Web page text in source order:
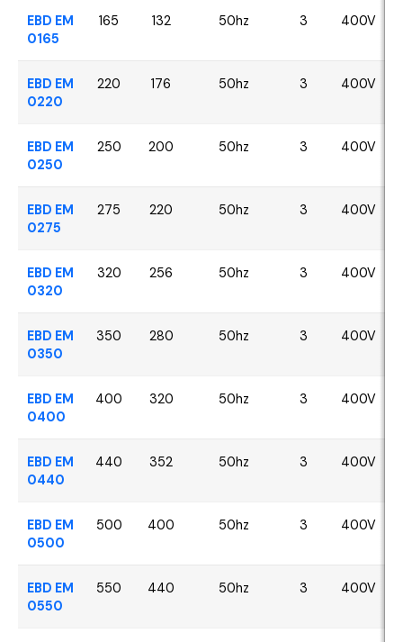
EBD EM
0165
165 132 50hz 3 400V
EBD EM
0220
220 176 50hz 3 400V
EBD EM
0250
250 200 50hz 3 400V
EBD EM
0275
275 220 50hz 3 400V
EBD EM
0320
320 256 50hz 3 400V
EBD EM
0350
350 280 50hz 3 400V
EBD EM
0400
400 320 50hz 3 400V
EBD EM
0440
440 352 50hz 3 400V
EBD EM
0500
500 400 50hz 3 400V
EBD EM
0550
550 440 50hz 3 400V